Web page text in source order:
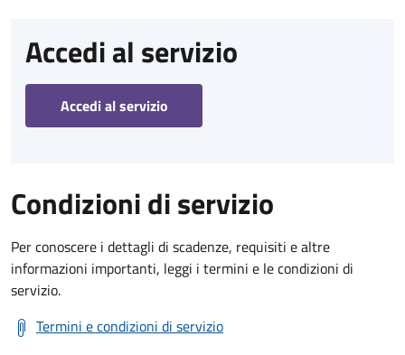
Accedi al servizio
Accedi al servizio
Condizioni di servizio
Per conoscere i dettagli di scadenze, requisiti e altre
informazioni importanti, leggi i termini e le condizioni di
servizio.
Termini e condizioni di servizio